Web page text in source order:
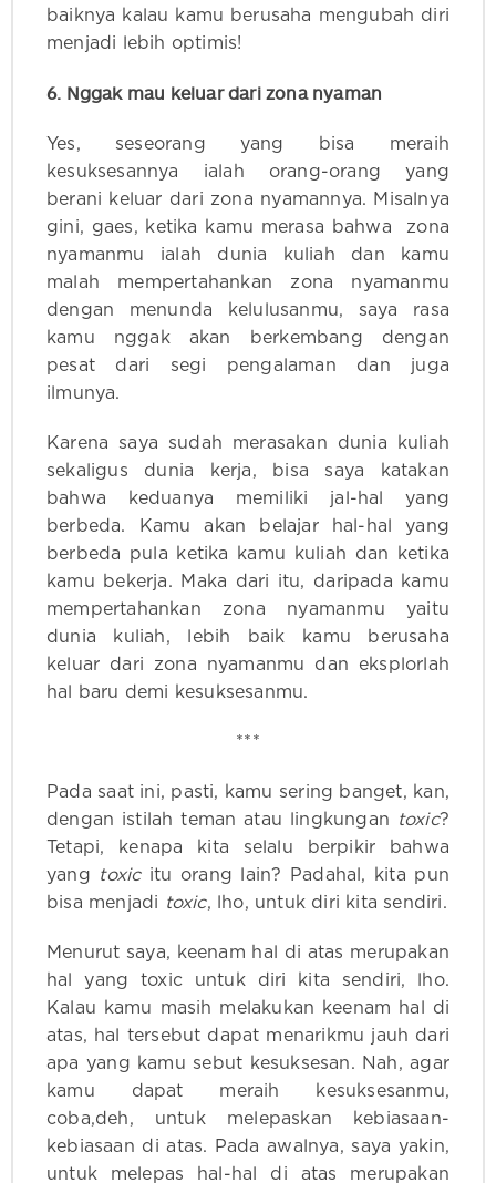
baiknya kalau kamu berusaha mengubah diri
menjadi lebih optimis!
6. Nggak mau keluar dari zona nyaman
Yes, seseorang yang bisa meraih
kesuksesannya ialah orang-orang yang
berani keluar dari zona nyamannya. Misalnya
gini, gaes, ketika kamu merasa bahwa zona
nyamanmu ialah dunia kuliah dan kamu
malah mempertahankan zona nyamanmu
dengan menunda kelulusanmu, saya rasa
kamu nggak akan berkembang dengan
pesat dari segi pengalaman dan juga
ilmunya.
Karena saya sudah merasakan dunia kuliah
sekaligus dunia kerja, bisa saya katakan
bahwa keduanya memiliki jal-hal yang
berbeda. Kamu akan belajar hal-hal yang
berbeda pula ketika kamu kuliah dan ketika
kamu bekerja. Maka dari itu, daripada kamu
mempertahankan zona nyamanmu yaitu
dunia kuliah, lebih baik kamu berusaha
keluar dari zona nyamanmu dan eksplorlah
hal baru demi kesuksesanmu.
***
Pada saat ini, pasti, kamu sering banget, kan,
dengan istilah teman atau lingkungan
toxic?
Tetapi, kenapa kita selalu berpikir bahwa
yang
toxic itu orang lain? Padahal, kita pun
bisa menjadi toxic, lho, untuk diri kita sendiri.
Menurut saya, keenam hal di atas merupakan
hal yang toxic untuk diri kita sendiri, lho.
Kalau kamu masih melakukan keenam hal di
atas, hal tersebut dapat menarikmu jauh dari
apa yang kamu sebut kesuksesan. Nah, agar
kamu dapat meraih kesuksesanmu,
coba,deh, untuk melepaskan kebiasaan-
kebiasaan di atas. Pada awalnya, saya yakin,
untuk melepas hal-hal di atas merupakan